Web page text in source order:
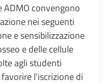
ADMO convengono
nei seguenti
e sensibilizzazione
e delle cellule
agli studenti
l'iscrizione di